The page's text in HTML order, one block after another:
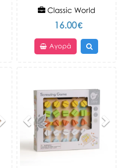
Classic World
16.00€
Αγορά